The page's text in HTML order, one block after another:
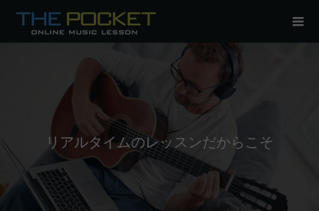
リアルタイムのレッスンだからこそ